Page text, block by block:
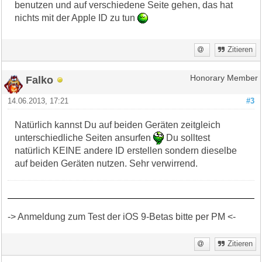
benutzen und auf verschiedene Seite gehen, das hat
nichts mit der Apple ID zu tun
Zitieren
Falko Honorary Member
#3
14.06.2013, 17:21
Natürlich kannst Du auf beiden Geräten zeitgleich
unterschiedliche Seiten ansurfen
Du solltest
natürlich KEINE andere ID erstellen sondern dieselbe
auf beiden Geräten nutzen. Sehr verwirrend.
-> Anmeldung zum Test der iOS 9-Betas bitte per PM <-
Zitieren